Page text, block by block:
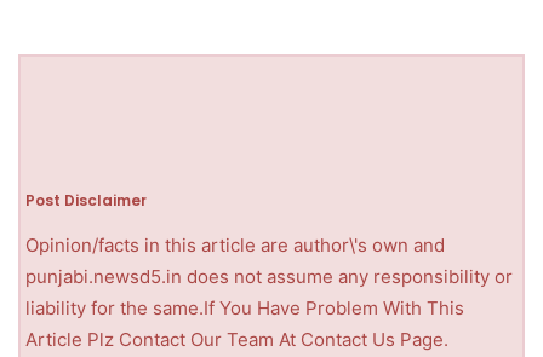
Post Disclaimer
Opinion/facts in this article are author\'s own and
punjabi.newsd5.in does not assume any responsibility or
liability for the same.If You Have Problem With This
Article Plz Contact Our Team At Contact Us Page.